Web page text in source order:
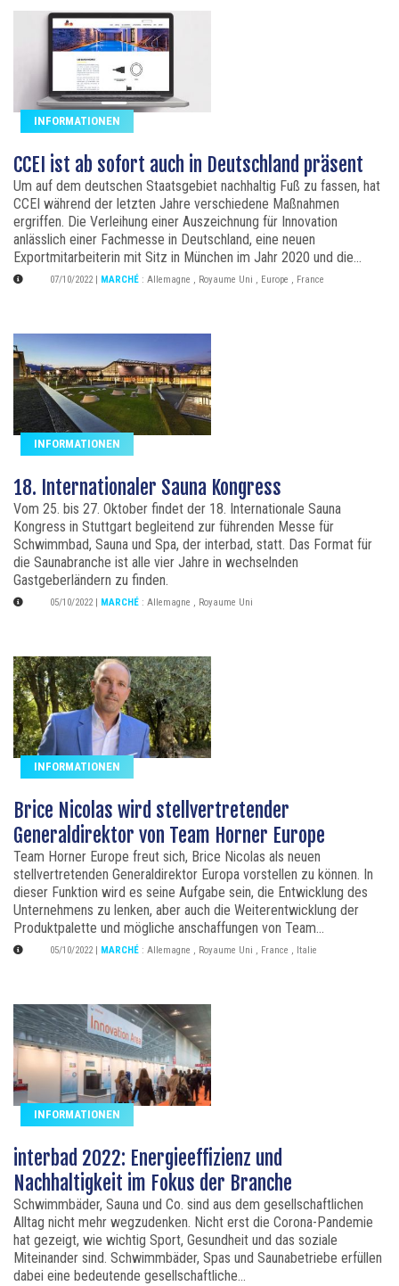
INFORMATIONEN
CCEI ist ab sofort auch in Deutschland präsent
Um auf dem deutschen Staatsgebiet nachhaltig Fuß zu fassen, hat
CCEI während der letzten Jahre verschiedene Maßnahmen
ergriffen. Die Verleihung einer Auszeichnung für Innovation
anlässlich einer Fachmesse in Deutschland, eine neuen
Exportmitarbeiterin mit Sitz in München im Jahr 2020 und die...
07/10/2022 MARCHÉ : Allemagne , Royaume Uni , Europe , France
INFORMATIONEN
18. Internationaler Sauna Kongress
Vom 25. bis 27. Oktober findet der 18. Internationale Sauna
Kongress in Stuttgart begleitend zur führenden Messe für
Schwimmbad, Sauna und Spa, der interbad, statt. Das Format für
die Saunabranche ist alle vier Jahre in wechselnden
Gastgeberländern zu finden.
05/10/2022 MARCHÉ : Allemagne , Royaume Uni
INFORMATIONEN
Brice Nicolas wird stellvertretender
Generaldirektor von Team Horner Europe
Team Horner Europe freut sich, Brice Nicolas als neuen
stellvertretenden Generaldirektor Europa vorstellen zu können. In
dieser Funktion wird es seine Aufgabe sein, die Entwicklung des
Unternehmens zu lenken, aber auch die Weiterentwicklung der
Produktpalette und mögliche anschaffungen von Team...
05/10/2022 MARCHÉ : Allemagne , Royaume Uni , France , Italie
INFORMATIONEN
interbad 2022: Energieeffizienz und
Nachhaltigkeit im Fokus der Branche
Schwimmbäder, Sauna und Co. sind aus dem gesellschaftlichen
Alltag nicht mehr wegzudenken. Nicht erst die Corona-Pandemie
hat gezeigt, wie wichtig Sport, Gesundheit und das soziale
Miteinander sind. Schwimmbäder, Spas und Saunabetriebe erfüllen
dabei eine bedeutende gesellschaftliche...